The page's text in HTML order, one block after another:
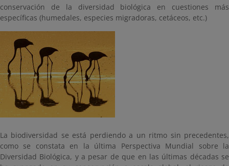
conservación de la diversidad biológica en cuestiones más
específicas (humedales, especies migradoras, cetáceos, etc.)
La biodiversidad se está perdiendo a un ritmo sin precedentes,
como se constata en la última Perspectiva Mundial sobre la
Diversidad Biológica, y a pesar de que en las últimas décadas se